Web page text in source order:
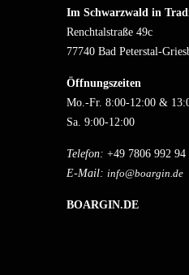
Im Schwarzwald in
Renchtalstraße 49c
77740 Bad Peterstal-
Öffnungszeiten
Mo.-Fr. 8:00-12:00 &
Sa. 9:00-12:00
Telefon: +49 7806 992 94
E-Mail: info@boargin.de
BOARGIN.DE